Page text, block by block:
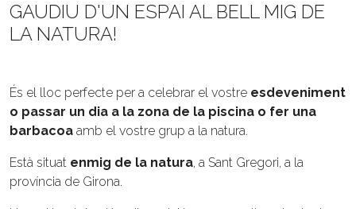
GAUDIU D'UN ESPAI AL BELL MIG DE
LA NATURA!
És el lloc perfecte per a celebrar el vostre esdeveniment
o passar un dia a la zona de la piscina o fer una
barbacoa amb el vostre grup a la natura.
Està situat enmig de la natura, a Sant Gregori, a la
província de Girona.